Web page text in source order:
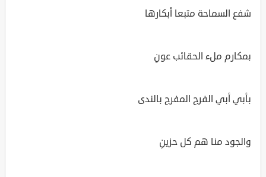
شفع السماحة متبعا أبكارها
بمكارم ملء الحقائب عونِ
بأبي أبي الفرج المفرج بالندى
والجود منا هم كل حزينِ